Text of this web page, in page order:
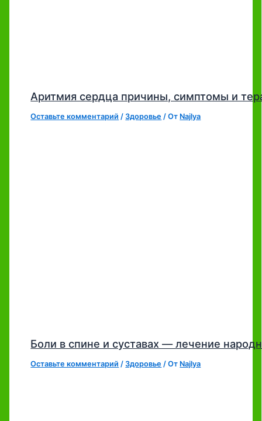
Аритмия сердца причины, симптомы и
Оставьте комментарий /Здоровье / От Najlya
Боли в спине и суставах — лечение
Оставьте комментарий /Здоровье / От Najlya